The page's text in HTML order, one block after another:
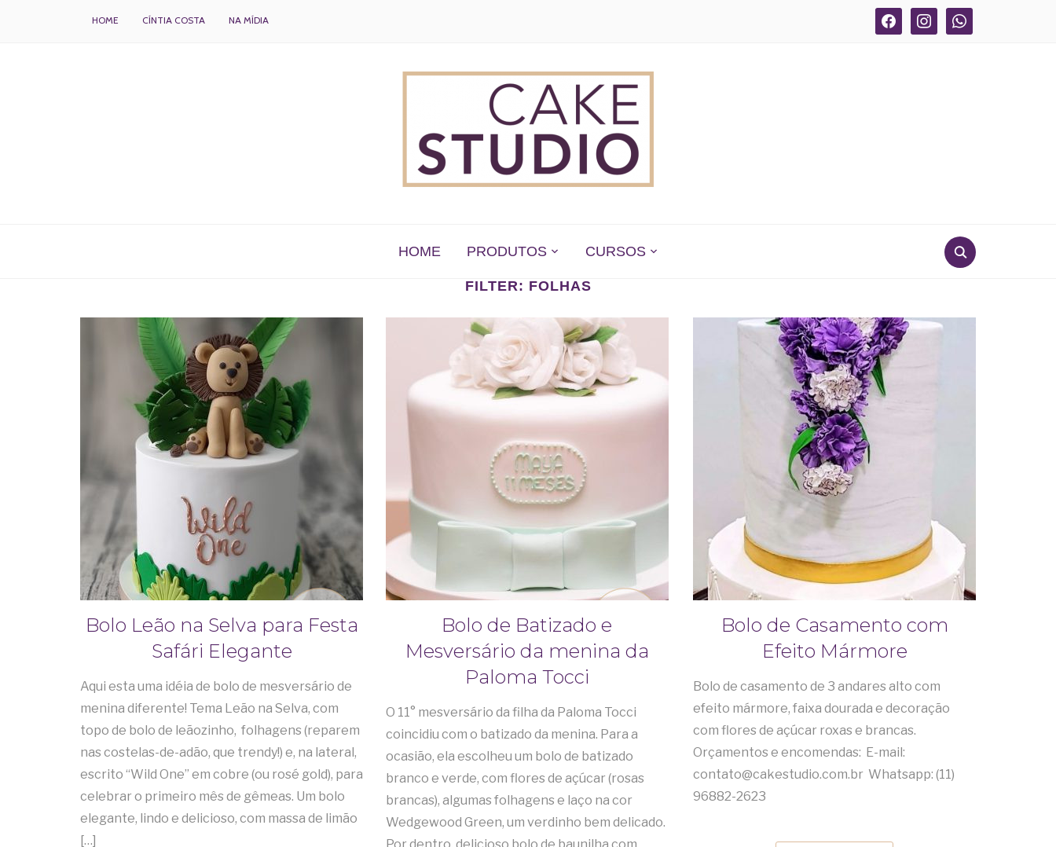
facebook instagram whatsapp
HOME CÍNTIA COSTA NA MÍDIA
HOME PRODUTOS CURSOS
FILTER: FOLHAS
Bolo Leão na Selva para Festa
Safári Elegante
Aqui esta uma idéia de bolo de mesversário de
menina diferente! Tema Leão na Selva, com
topo de bolo de leãozinho, folhagens (reparem
nas costelas-de-adão, que trendy!) e, na lateral,
escrito “Wild One” em cobre (ou rosé gold), para
celebrar o primeiro mês de gêmeas. Um bolo
elegante, lindo e delicioso, com massa de limão
[…]
Bolo de Batizado e
Mesversário da menina da
Paloma Tocci
O 11° mesversário da filha da Paloma Tocci
coincidiu com o batizado da menina. Para a
ocasião, ela escolheu um bolo de batizado
branco e verde, com flores de açúcar (rosas
brancas), algumas folhagens e laço na cor
Wedgewood Green, um verdinho bem delicado.
Bolo de Casamento com
Efeito Mármore
Bolo de casamento de 3 andares alto com
efeito mármore, faixa dourada e decoração
com flores de açúcar roxas e brancas.
Orçamentos e encomendas: E-mail:
contato@cakestudio.com.br Whatsapp: (11)
96882-2623